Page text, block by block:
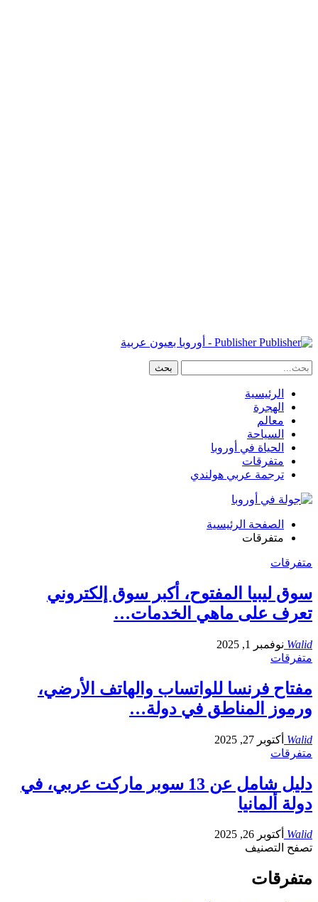
Publisher - أوروبا بعيون عربية
الرئيسية
الهجرة
معالم
السياحة
الحياة في أوروبا
متفرقات
ترجمة عربي هولندي
الصفحة الرئيسية
متفرقات
متفرقات
سوق ليبيا المفتوح، أكبر سوق إلكتروني
تعرف على ماهي الخدمات…
Walid نوفمبر 1, 2025
متفرقات
مفتاح فرنسا للواتساب والهاتف الأرضي،
ورموز المناطق في دولة…
Walid أكتوبر 27, 2025
متفرقات
دليل شامل عن 13 سوبر ماركت عربي، في
دولة ألمانيا
Walid أكتوبر 26, 2025
تصفح التصنيف
متفرقات